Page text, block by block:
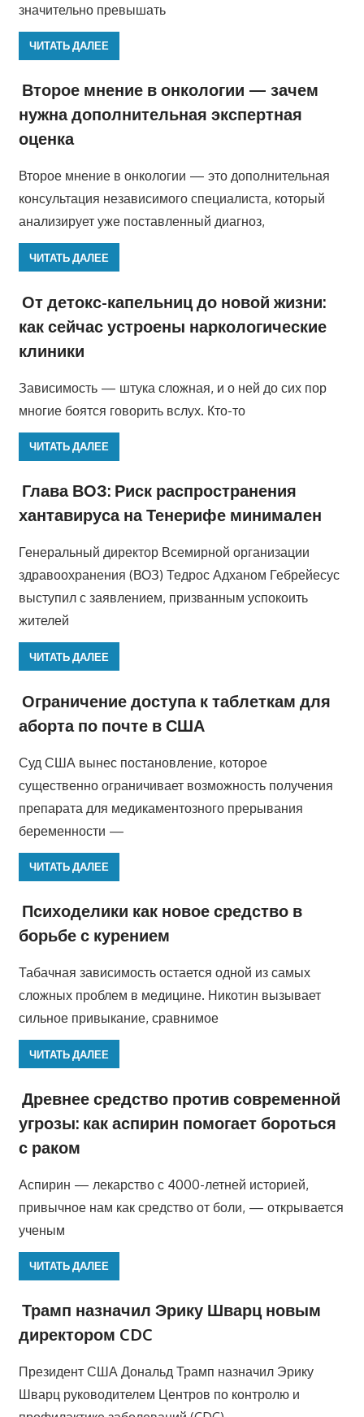
значительно превышать
ЧИТАТЬ ДАЛЕЕ
Второе мнение в онкологии — зачем
нужна дополнительная экспертная
оценка
Второе мнение в онкологии — это дополнительная
консультация независимого специалиста, который
анализирует уже поставленный диагноз,
ЧИТАТЬ ДАЛЕЕ
От детокс-капельниц до новой жизни:
как сейчас устроены наркологические
клиники
Зависимость — штука сложная, и о ней до сих пор
многие боятся говорить вслух. Кто-то
ЧИТАТЬ ДАЛЕЕ
Глава ВОЗ: Риск распространения
хантавируса на Тенерифе минимален
Генеральный директор Всемирной организации
здравоохранения (ВОЗ) Тедрос Адханом Гебрейесус
выступил с заявлением, призванным успокоить
жителей
ЧИТАТЬ ДАЛЕЕ
Ограничение доступа к таблеткам для
аборта по почте в США
Суд США вынес постановление, которое
существенно ограничивает возможность получения
препарата для медикаментозного прерывания
беременности —
ЧИТАТЬ ДАЛЕЕ
Психоделики как новое средство в
борьбе с курением
Табачная зависимость остается одной из самых
сложных проблем в медицине. Никотин вызывает
сильное привыкание, сравнимое
ЧИТАТЬ ДАЛЕЕ
Древнее средство против современной
угрозы: как аспирин помогает бороться
с раком
Аспирин — лекарство с 4000-летней историей,
привычное нам как средство от боли, — открывается
ученым
ЧИТАТЬ ДАЛЕЕ
Трамп назначил Эрику Шварц новым
директором CDC
Президент США Дональд Трамп назначил Эрику
Шварц руководителем Центров по контролю и